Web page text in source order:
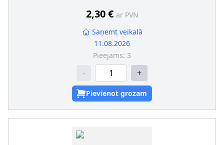
2,30 € ar PVN
Saņemt veikalā
11.08.2026
Pieejams: 3
- +
Pievienot grozam